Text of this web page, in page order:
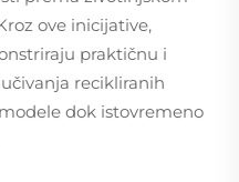
ove inicijative,
praktičnu i
recikliranih
dok istovremeno